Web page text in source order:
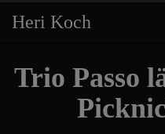
Heri Koch
Trio Passo